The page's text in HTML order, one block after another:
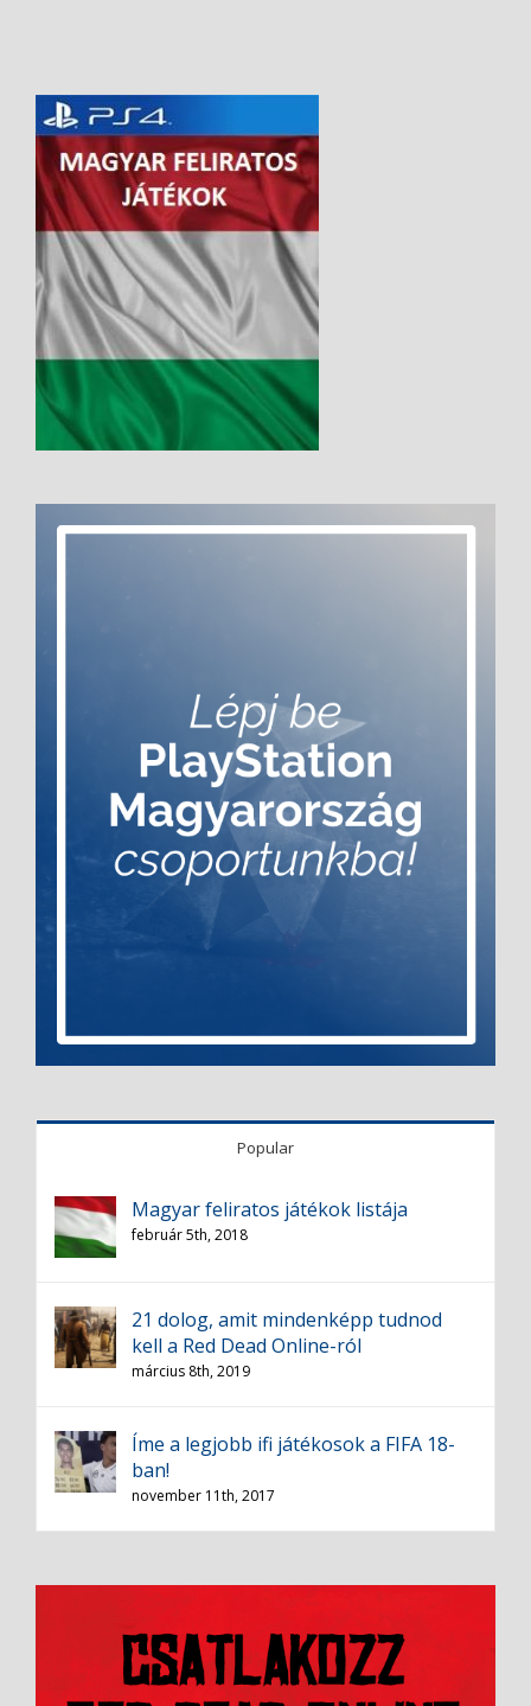
Popular
Magyar feliratos játékok listája
február 5th, 2018
21 dolog, amit mindenképp tudnod
kell a Red Dead Online-ról
március 8th, 2019
Íme a legjobb ifi játékosok a FIFA 18-
ban!
november 11th, 2017